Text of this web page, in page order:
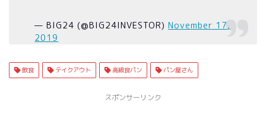
— BIG24 (@BIG24INVESTOR)November 17,
2019
飲食 テイクアウト 高級食パン パン屋さん
スポンサーリンク